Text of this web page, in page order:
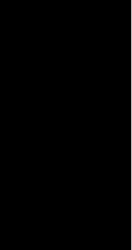
Davis
películas Bored
contamos con enlaces a
nuestro catálogo de
También puedes
le demos prioridad y te